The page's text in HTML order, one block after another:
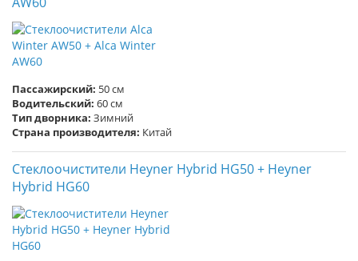
Пассажирский: 50 см
Водительский: 60 см
Тип дворника: Зимний
Страна производителя: Китай
Стеклоочистители Heyner Hybrid HG50 + Heyner
Hybrid HG60